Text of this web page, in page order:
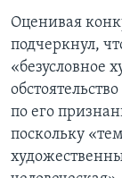
Оценивая
подчеркнул,
«безусловное
по его
поскольку